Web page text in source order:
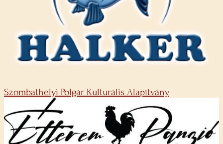
Szombathelyi Polgár Kulturális Alapítvány